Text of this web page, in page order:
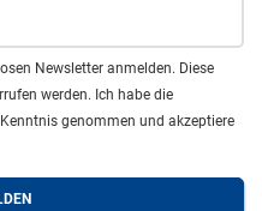
Newsletter anmelden. Diese
werden. Ich habe die
genommen und akzeptiere